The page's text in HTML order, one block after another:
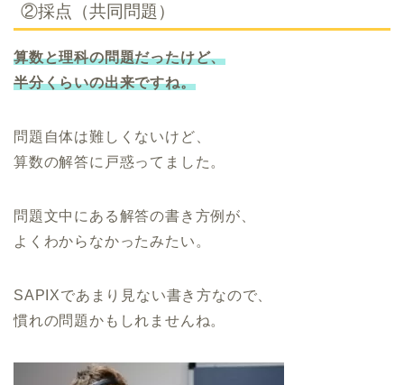
②採点（共同問題）
算数と理科の問題だったけど、
半分くらいの出来ですね。
問題自体は難しくないけど、
算数の解答に戸惑ってました。
問題文中にある解答の書き方例が、
よくわからなかったみたい。
SAPIXであまり見ない書き方なので、
慣れの問題かもしれませんね。